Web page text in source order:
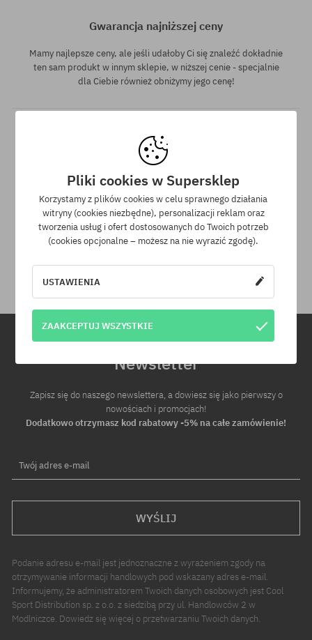
Gwarancja najniższej ceny
Mamy najlepsze ceny, ale jeśli udałoby Ci się znaleźć dokładnie
ten sam produkt w innym sklepie, w niższej cenie - specjalnie
dla Ciebie również obniżymy jego cenę!
30 dni na zwrot zakupów
Na zwrot zakupionych produktów masz 30 dni licząc od daty
Newsletter
Zapisz się do naszego newslettera, a dowiesz się jako pierwszy o
nowościach i promocjach!
Dodatkowo otrzymasz kod rabatowy -5% na całe zamówienie!
Twój adres e-mail
WYŚLIJ
Podanie adresu e-mail jest jednoznaczne z wyrażeniem zgody na
otrzymywanie informacji handlowych pod wskazany adres e-mail.
Informujemy, że administratorem Twoich danych osobowych jest Cool
Sport Distribution sp. z o.o. z siedzibą przy ul. Handlowców 2 w
Modlniczce. Dowiedz się więcej o przetwarzaniu Twoich danych.
Pliki cookies w Supersklep
Korzystamy z plików cookies w celu sprawnego działania
witryny (cookies niezbędne), personalizacji reklam oraz
tworzenia usług i ofert dostosowanych do Twoich potrzeb
(cookies opcjonalne – możesz na nie wyrazić zgodę).
USTAWIENIA
ZAAKCEPTUJ WSZYSTKIE